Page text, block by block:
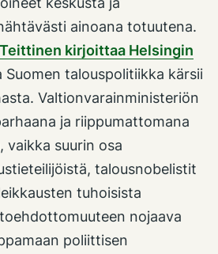
ainoana totuutena.
kirjoittaa Helsingin
Suomen talouspolitiikka kärsii
Valtionvarainministeriön
ja riippumattomana
vaikka suurin osa
talousnobelistit
tuhoisista
nojaava
poliittisen